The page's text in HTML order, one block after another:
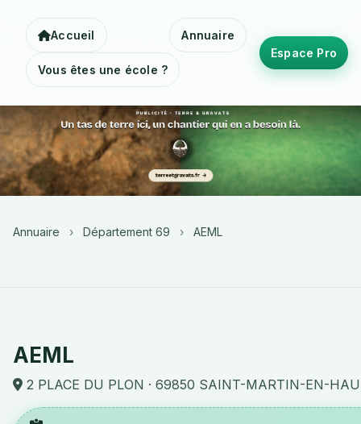
Accueil Annuaire
Vous êtes une école ?
Espace Pro
Annuaire › Département 69 › AEML
AEML
2 PLACE DU PLON · 69850 SAINT-MARTIN-EN-